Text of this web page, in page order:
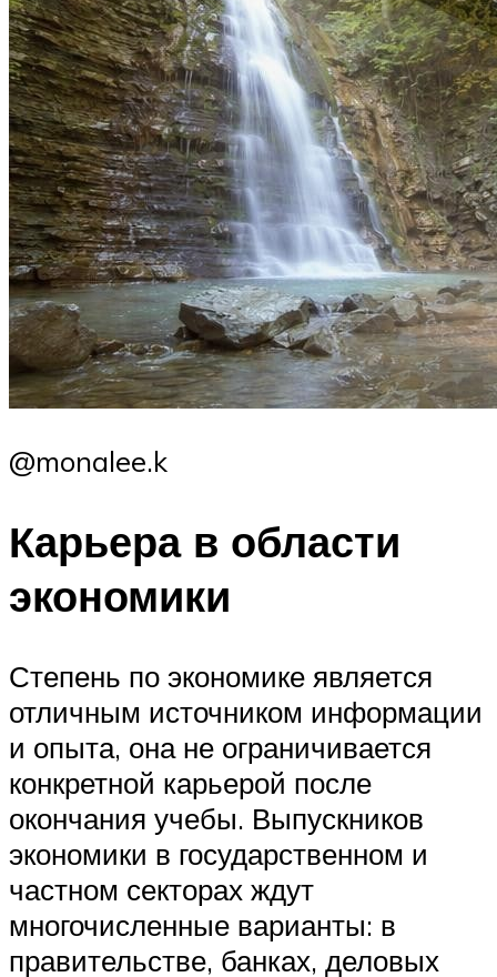
@monalee.k
Карьера в области
экономики
Степень по экономике является
отличным источником информации
и опыта, она не ограничивается
конкретной карьерой после
окончания учебы. Выпускников
экономики в государственном и
частном секторах ждут
многочисленные варианты: в
правительстве, банках, деловых